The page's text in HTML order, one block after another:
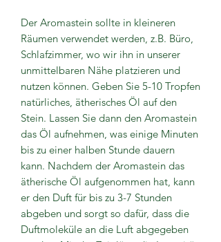
Der Aromastein sollte in kleineren
Räumen verwendet werden, z.B. Büro,
Schlafzimmer, wo wir ihn in unserer
unmittelbaren Nähe platzieren und
nutzen können. Geben Sie 5-10 Tropfen
natürliches, ätherisches Öl auf den
Stein. Lassen Sie dann den Aromastein
das Öl aufnehmen, was einige Minuten
bis zu einer halben Stunde dauern
kann. Nachdem der Aromastein das
ätherische Öl aufgenommen hat, kann
er den Duft für bis zu 3-7 Stunden
abgeben und sorgt so dafür, dass die
Duftmoleküle an die Luft abgegeben